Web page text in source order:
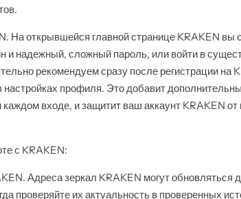
На открывшейся главной странице KRAKEN вы
и надежный, сложный пароль, или войти в
рекомендуем сразу после регистрации на
профиля. Это добавит
входе, и защитит ваш аккаунт KRAKEN от
с KRAKEN:
Адреса зеркал KRAKEN могут обновляться
проверяйте их актуальность в проверенных